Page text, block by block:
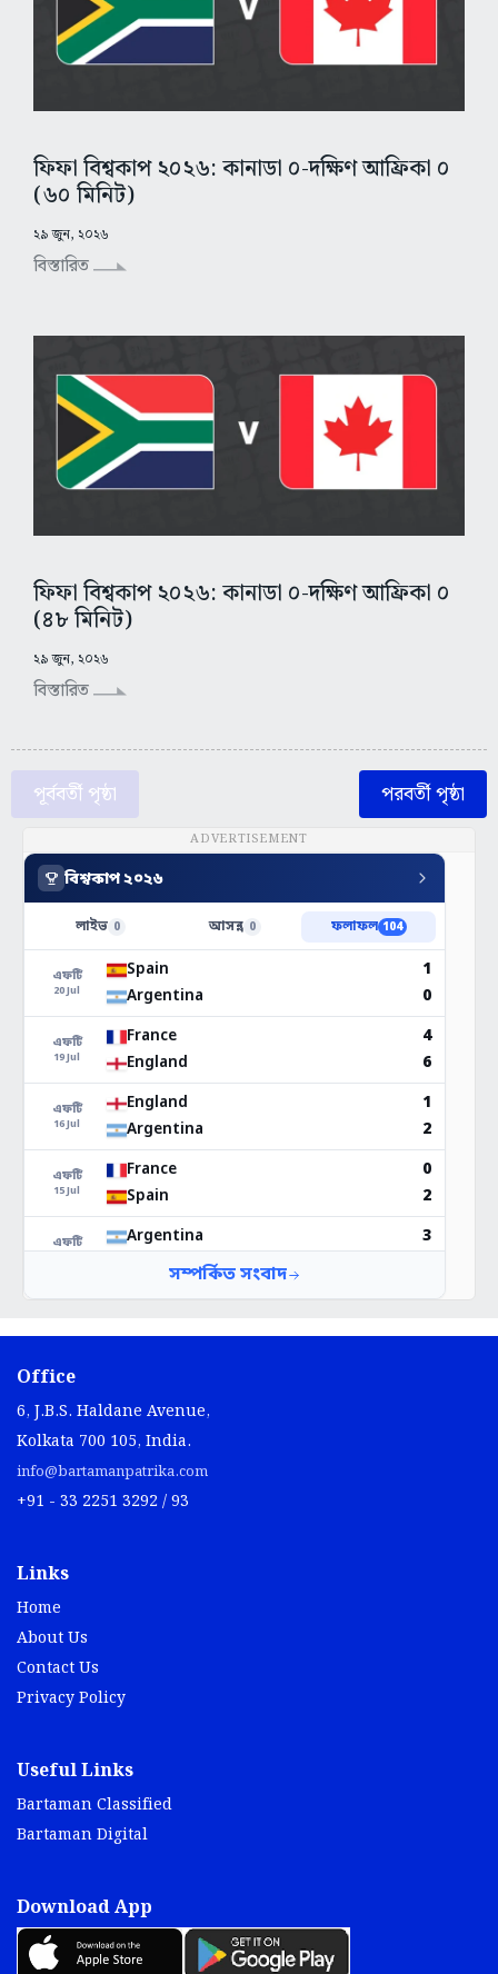
ফিফা বিশ্বকাপ ২০২৬: কানাডা ০-দক্ষিণ আফ্রিকা ০
(৬০ মিনিট)
২৯ জুন, ২০২৬
বিস্তারিত
ফিফা বিশ্বকাপ ২০২৬: কানাডা ০-দক্ষিণ আফ্রিকা ০
(৪৮ মিনিট)
২৯ জুন, ২০২৬
বিস্তারিত
পূর্ববর্তী পৃষ্ঠা পরবর্তী পৃষ্ঠা
ADVERTISEMENT
Office
6, J.B.S. Haldane Avenue,
Kolkata 700 105, India.
info@bartamanpatrika.com
+91 - 33 2251 3292 / 93
Links
Home
About Us
Contact Us
Privacy Policy
Useful Links
Bartaman Classified
Bartaman Digital
Download App